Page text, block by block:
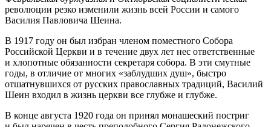
революции резко изменили жизнь всей России и самого
Василия Павловича Шеина.
В 1917 году он был избран членом поместного Собора
Российской Церкви и в течение двух лет нес ответственные
и хлопотные обязанности секретаря собора. В эти смутные
годы, в отличие от многих «заблудших душ», быстро
отшатнувшихся от русских православных традиций, Василий
Шеин входил в жизнь церкви все глубже и глубже.
В конце августа 1920 года он принял монашеский постриг